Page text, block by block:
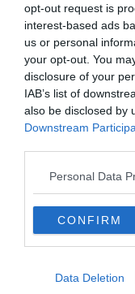
opt-out request is
interest-based ads
us or personal
your opt-out. You
disclosure of your
IAB’s list of
also be disclosed by
Downstream
Personal Data
CONFIRM
Data Deletion
Visiter Rome : 10
(Italie)
11 anecdotes à
Pourquoi la
en VR vaut
Debout dans une
est impossible de
conçu pour être
hectares de jardins.
rend aussi visible la